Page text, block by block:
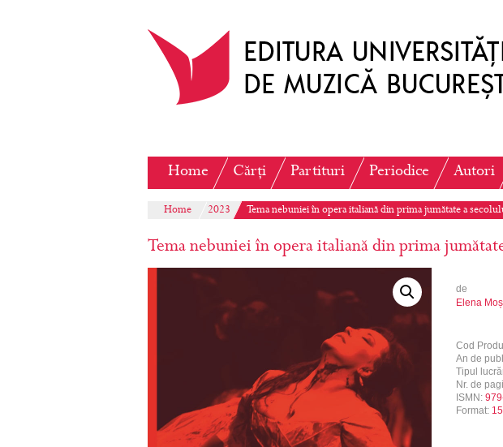
Home Cărți Partituri Periodice Autori
Home 2023 Tema nebuniei în opera italiană din prima jumătate a
Tema nebuniei în opera italiană din prima
de
Elena
Cod
An de
Tipul
Nr. de
ISMN:
Format: